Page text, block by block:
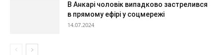
В Анкарі чоловік випадково застрелився
в прямому ефірі у соцмережі
14.07.2024